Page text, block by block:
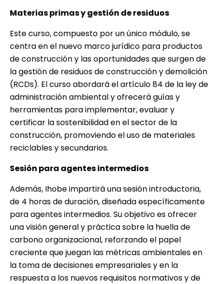
Materias primas y gestión de residuos
Este curso, compuesto por un único módulo, se
centra en el nuevo marco jurídico para productos
de construcción y las oportunidades que surgen de
la gestión de residuos de construcción y demolición
(RCDs). El curso abordará el artículo 84 de la ley de
administración ambiental y ofrecerá guías y
herramientas para implementar, evaluar y
certificar la sostenibilidad en el sector de la
construcción, promoviendo el uso de materiales
reciclables y secundarios.
Sesión para agentes intermedios
Además, Ihobe impartirá una sesión introductoria,
de 4 horas de duración, diseñada específicamente
para agentes intermedios. Su objetivo es ofrecer
una visión general y práctica sobre la huella de
carbono organizacional, reforzando el papel
creciente que juegan las métricas ambientales en
la toma de decisiones empresariales y en la
respuesta a los nuevos requisitos normativos y de